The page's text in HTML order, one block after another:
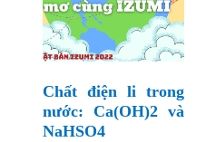
Chất điện li trong
nước: Ca(OH)2 và
NaHSO4